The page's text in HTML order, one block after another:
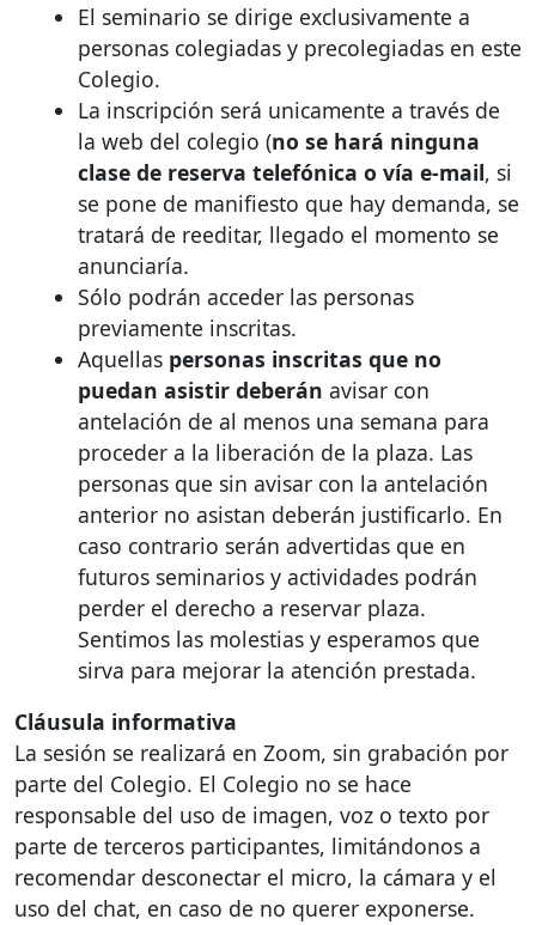
El seminario se dirige exclusivamente a
personas colegiadas y precolegiadas en este
Colegio.
La inscripción será unicamente a través de
la web del colegio (no se hará ninguna
clase de reserva telefónica o vía e-mail, si
se pone de manifiesto que hay demanda, se
tratará de reeditar, llegado el momento se
anunciaría.
Sólo podrán acceder las personas
previamente inscritas.
Aquellas personas inscritas que no
puedan asistir deberán avisar con
antelación de al menos una semana para
proceder a la liberación de la plaza. Las
personas que sin avisar con la antelación
anterior no asistan deberán justificarlo. En
caso contrario serán advertidas que en
futuros seminarios y actividades podrán
perder el derecho a reservar plaza.
Sentimos las molestias y esperamos que
sirva para mejorar la atención prestada.
Cláusula informativa
La sesión se realizará en Zoom, sin grabación por
parte del Colegio. El Colegio no se hace
responsable del uso de imagen, voz o texto por
parte de terceros participantes, limitándonos a
recomendar desconectar el micro, la cámara y el
uso del chat, en caso de no querer exponerse.